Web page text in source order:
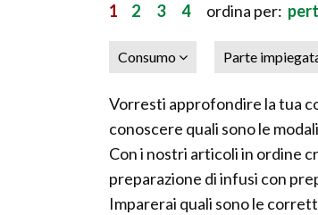
1 2 3 4ordina per:
Consumo Parte
Vorresti approfondire la tua
conoscere quali sono le
Con i nostri articoli in ordine
preparazione di infusi con
Imparerai quali sono le